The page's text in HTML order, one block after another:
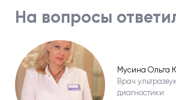
На вопросы
Мусина Ольга
Врач
диагностики